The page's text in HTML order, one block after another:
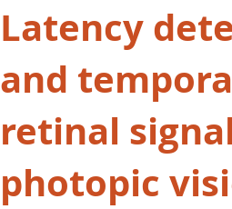
Latency
and
retinal
photopic